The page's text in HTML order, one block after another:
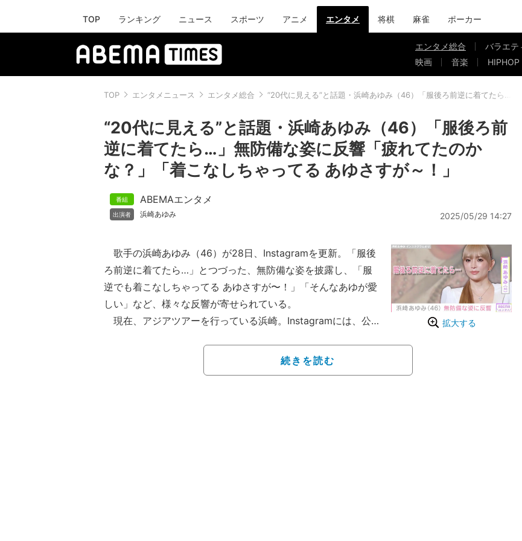
TOP ランキング ニュース スポーツ アニメ エンタメ 将棋 麻雀 ポーカー
エンタメ総合 バラエテ
映画
音楽 HIPHOP
TOP エンタメニュース エンタメ総合 “20代に見える”と話題・浜崎あゆみ（46）「服後ろ前逆に着てたら…
“20代に見える”と話題・浜崎あゆみ（46）「服後ろ前
逆に着てたら…」無防備な姿に反響「疲れてたのか
な？」「着こなしちゃってる あゆさすが～！」
ABEMAエンタメ
浜崎あゆみ 2025/05/29 14:27
拡大する
歌手の浜崎あゆみ（46）が28日、Instagramを更新。「服後
ろ前逆に着てたら…」とつづった、無防備な姿を披露し、「服
逆でも着こなしちゃってる あゆさすが〜！」「そんなあゆが愛
しい」など、様々な反響が寄せられている。
現在、アジアツアーを行っている浜崎。Instagramには、公
な」と、多くの反響が寄せられたリハーサル中の様子などを投
続きを読む